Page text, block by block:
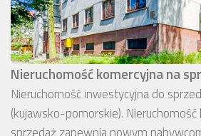
Nieruchomość komercyjna na
Nieruchomość inwestycyjna do
(kujawsko-pomorskie).
sprzedaż zapewnia nowym